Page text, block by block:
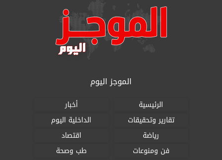
الموجز اليوم
الرئيسية
أخبار
تقارير وتحقيقات
الداخلية اليوم
رياضة
اقتصاد
فن ومنوعات
طب وصحة